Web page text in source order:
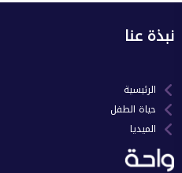
نبذة عنا
الرئيسية
حياة الطفل
الميديا